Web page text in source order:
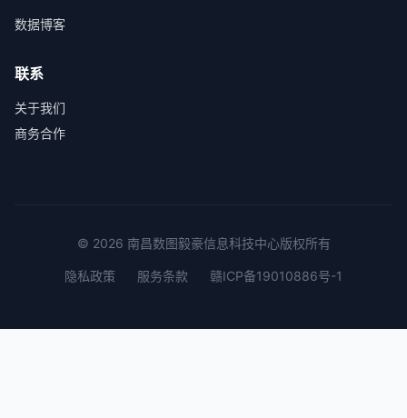
数据博客
联系
关于我们
商务合作
© 2026 南昌数图毅豪信息科技中心版权所有
隐私政策 服务条款 赣ICP备19010886号-1